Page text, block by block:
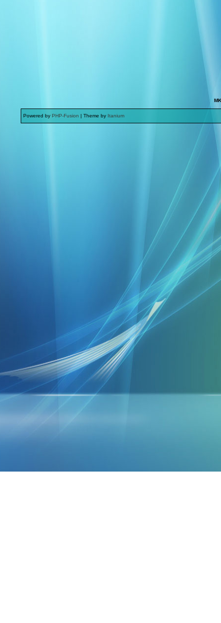
Powered by PHP-Fusion | Theme by Itanium